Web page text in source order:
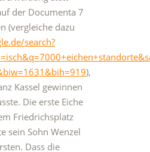
der Documenta 7
(vergleiche dazu
search?
),
Kassel gewinnen
Die erste Eiche
Friedrichsplatz
sein Sohn Wenzel
Dass die